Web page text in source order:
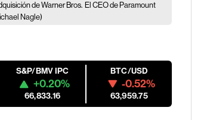
de Warner Bros. El CEO de Paramount
Nagle)
S&P/BMV IPC
+0.20%
66,833.16
BTC/USD
-0.52%
63,959.75